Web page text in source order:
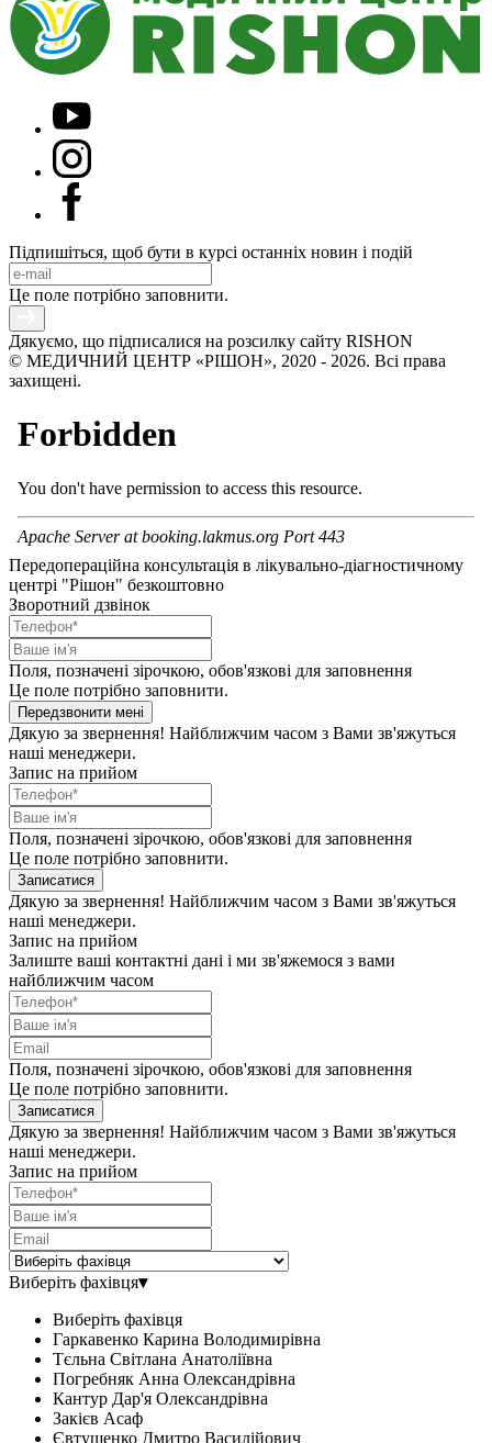
Підпишіться, щоб бути в курсі останніх новин і подій
Це поле потрібно заповнити.
Дякуємо, що підписалися на розсилку сайту RISHON
© МЕДИЧНИЙ ЦЕНТР «РІШОН», 2020 - 2026. Всі права
захищені.
Передопераційна консультація в лікувально-діагностичному
центрі "Рішон" безкоштовно
Зворотний дзвінок
Поля, позначені зірочкою, обов'язкові для заповнення
Це поле потрібно заповнити.
Передзвонити мені
Дякую за звернення! Найближчим часом з Вами зв'яжуться
наші менеджери.
Запис на прийом
Поля, позначені зірочкою, обов'язкові для заповнення
Це поле потрібно заповнити.
Записатися
Дякую за звернення! Найближчим часом з Вами зв'яжуться
наші менеджери.
Запис на прийом
Залиште ваші контактні дані і ми зв'яжемося з вами
найближчим часом
Поля, позначені зірочкою, обов'язкові для заповнення
Це поле потрібно заповнити.
Записатися
Дякую за звернення! Найближчим часом з Вами зв'яжуться
наші менеджери.
Запис на прийом
Виберіть фахівця▾
Виберіть фахівця
Гаркавенко Карина Володимирівна
Тєльна Світлана Анатоліївна
Погребняк Анна Олександрівна
Кантур Дар'я Олександрівна
Закієв Асаф
Євтушенко Дмитро Василійович